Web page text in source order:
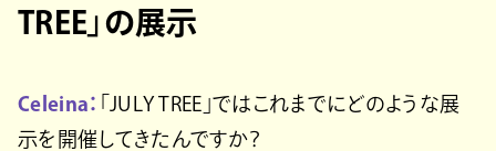
TREE」の展示
Celeina：
「JULY TREE」ではこれまでにどのような展
示を開催してきたんですか？